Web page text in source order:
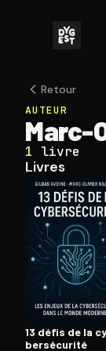
Retour
AUTEUR
Marc-
1 livre
Livres
13 défis de la
ber­sé­cu­ri­té